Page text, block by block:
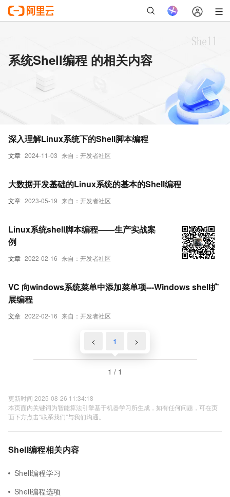
系统Shell编程 的相关内容
文章 2024-11-03 来自：开发者社区
深入理解Linux系统下的Shell脚本编程
文章 2023-05-19 来自：开发者社区
大数据开发基础的Linux系统的基本的Shell编程
文章 2022-02-16 来自：开发者社区
Linux系统shell脚本编程——生产实战案
例
文章 2022-02-16 来自：开发者社区
VC 向windows系统菜单中添加菜单项---Windows shell扩
展编程
< 1 >
1 / 1
更新时间 2025-08-26 11:34:18
本页面内关键词为智能算法引擎基于机器学习所生成，如有任何问题，可在页
面下方点击"联系我们"与我们沟通。
Shell编程相关内容
Shell编程学习
Shell编程选项